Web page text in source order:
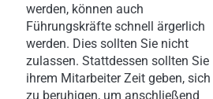
werden, können auch
Führungskräfte schnell ärgerlich
werden. Dies sollten Sie nicht
zulassen. Stattdessen sollten Sie
ihrem Mitarbeiter Zeit geben, sich
zu beruhigen, um anschließend